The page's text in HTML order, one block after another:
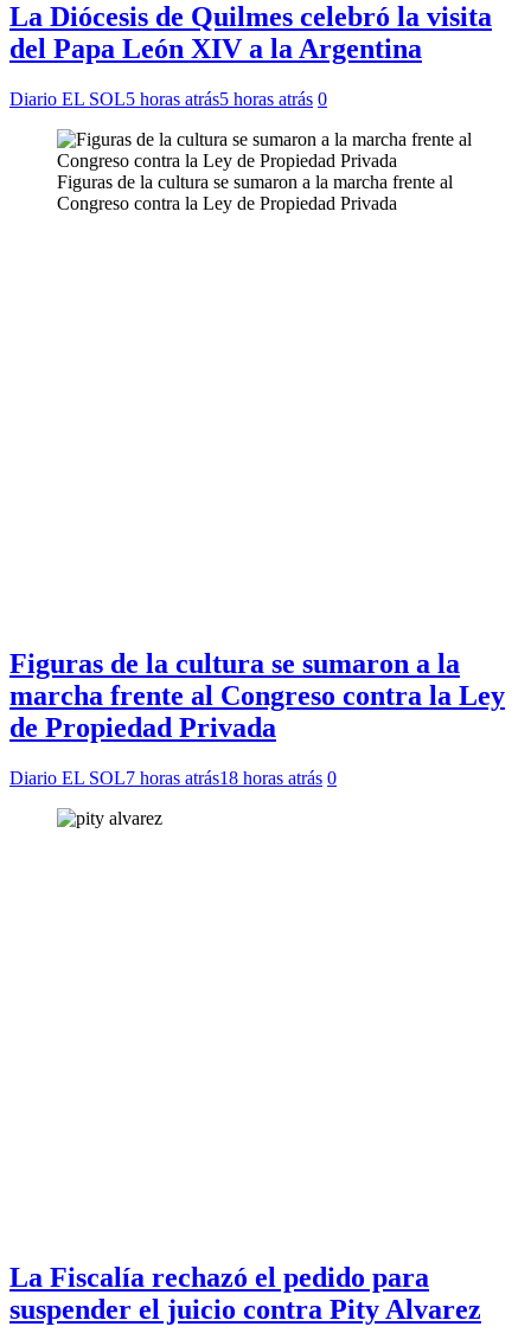
La Diócesis de Quilmes celebró la visita
del Papa León XIV a la Argentina
Diario EL SOL5 horas atrás5 horas atrás 0
Figuras de la cultura se sumaron a la marcha frente al
Congreso contra la Ley de Propiedad Privada
Figuras de la cultura se sumaron a la
marcha frente al Congreso contra la Ley
de Propiedad Privada
Diario EL SOL7 horas atrás18 horas atrás 0
La Fiscalía rechazó el pedido para
suspender el juicio contra Pity Alvarez